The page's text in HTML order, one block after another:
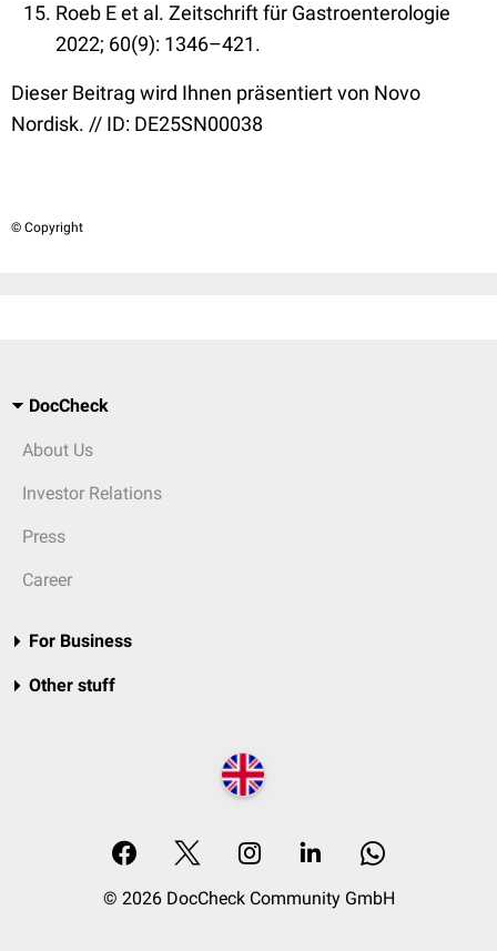
Roeb E et al. Zeitschrift für Gastroenterologie
2022; 60(9): 1346–421.
Dieser Beitrag wird Ihnen präsentiert von Novo
Nordisk. // ID: DE25SN00038
© Copyright
DocCheck
About Us
Investor Relations
Press
Career
For Business
Other stuff
© 2026 DocCheck Community GmbH